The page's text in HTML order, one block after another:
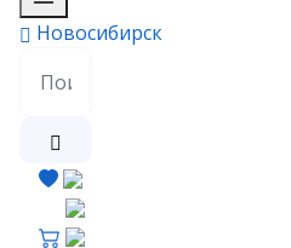
Новосибирск